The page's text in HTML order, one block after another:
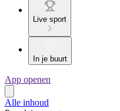
Live sport
In je buurt
App openen
Alle inhoud